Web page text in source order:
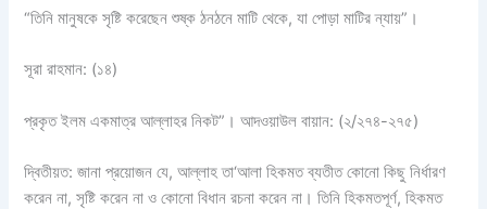
“তিনি মানুষকে সৃষ্টি করেছেন শুষ্ক ঠনঠনে মাটি থেকে, যা পোড়া মাটির ন্যায়”।
সূরা রাহমান: (১৪)
প্রকৃত ইলম একমাত্র আল্লাহর নিকট”। আদওয়াউল বায়ান: (২/২৭৪-২৭৫)
দ্বিতীয়ত: জানা প্রয়োজন যে, আল্লাহ তা‘আলা হিকমত ব্যতীত কোনো কিছু নির্ধারণ
করেন না, সৃষ্টি করেন না ও কোনো বিধান রচনা করেন না। তিনি হিকমতপূর্ণ, হিকমত